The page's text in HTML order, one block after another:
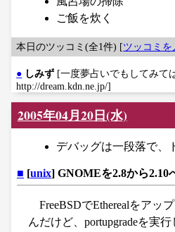
ご飯を炊く
本日のツッコミ(全1件) [ツッコミを
● しみず [一度夢占いでもしてみて
http://dream.kdn.ne.jp/]
2005年04月20日(水)
デバッグは一段落で、
■ [unix] GNOMEを2.8から2.10
FreeBSDでEtherealをアッ
んだけど、portupgradeを実